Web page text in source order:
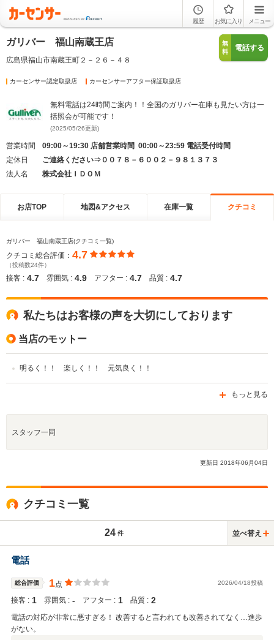
履歴 お気に入り メニュー
ガリバー 福山南蔵王店
広島県福山市南蔵王町２－２６－４８
無
料
電話する
カーセンサー認定取扱店 カーセンサーアフター保証取扱店
無料電話は24時間ご案内！！全国のガリバー在庫も見たい方は一
括照会が可能です！
(2025/05/26更新)
営業時間
09:00～19:30 店舗営業時間 00:00～23:59 電話受付時間
定休日
ご連絡ください⇒００７８－６００２－９８１３７３
法人名
株式会社ＩＤＯＭ
お店TOP 地図&アクセス 在庫一覧 クチコミ
ガリバー 福山南蔵王店(クチコミ一覧)
クチコミ総合評価： 4.7
（投稿数24件）
接客 : 4.7 雰囲気 : 4.9 アフター : 4.7 品質 : 4.7
私たちはお客様の声を大切にしております
当店のモットー
明るく！！ 楽しく！！ 元気良く！！
もっと見る
スタッフ一同
更新日 2018年06 月04日
クチコミ一覧
24 件 並べ替え
電話
総合評価 1点 2026/04/18投稿
接客 : 1 雰囲気 : ‐ アフター : 1 品質 : 2
電話の対応が非常に悪すぎる！ 改善すると言われても改善されてなく…進歩
がない。